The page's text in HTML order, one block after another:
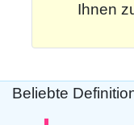
Ihnen
Beliebte